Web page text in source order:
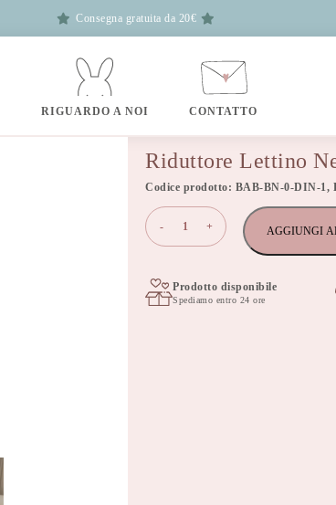
Consegna gratuita da 20€
RIGUARDO A NOI CONTATTO
Riduttore Lettino
Codice prodotto: BAB-BN-0-DIN-1,
-
Riduttore
quantità
+ AGGIUNGI
Prodotto disponibile
Spediamo entro 24 ore